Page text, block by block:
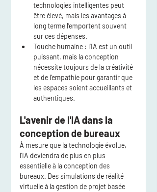
technologies intelligentes peut
être élevé, mais les avantages à
long terme l’emportent souvent
sur ces dépenses.
Touche humaine : l’IA est un outil
puissant, mais la conception
nécessite toujours de la créativité
et de l’empathie pour garantir que
les espaces soient accueillants et
authentiques.
L'avenir de l'IA dans la
conception de bureaux
À mesure que la technologie évolue,
l’IA deviendra de plus en plus
essentielle à la conception des
bureaux. Des simulations de réalité
virtuelle à la gestion de projet basée